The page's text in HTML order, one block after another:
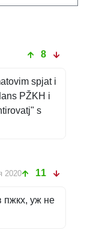
8
spjat i
PŽKH i
s
2020 11
пжкх, уж не